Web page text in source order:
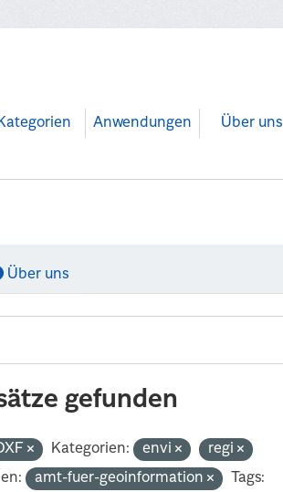
Anwendungen Über uns
Über uns
gefunden
Kategorien: envi
regi
amt-fuer-geoinformation
Tags: